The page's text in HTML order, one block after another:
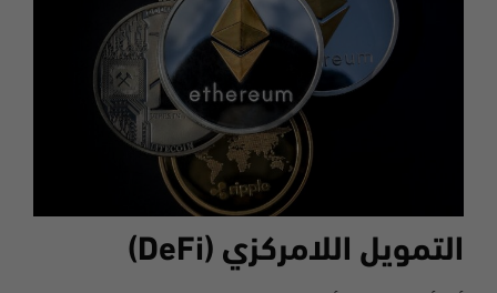
التمويل اللامركزي (DeFi
)